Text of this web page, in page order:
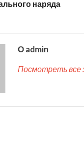
наряда
О admin
Посмотреть все